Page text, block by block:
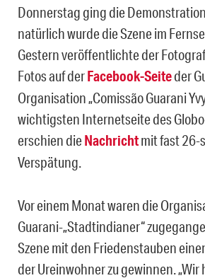
Donnerstag ging die
natürlich wurde die Szene im
Gestern veröffentlichte der
Fotos auf derFacebook-Seiteder
Organisation „Comissão Guarani
wichtigsten Internetseite des
erschien dieNachrichtmit fast
Verspätung.
Vor einem Monat waren die
Guarani-„Stadtindianer“
Szene mit den Friedenstauben
der Ureinwohner zu gewinnen. „Wir